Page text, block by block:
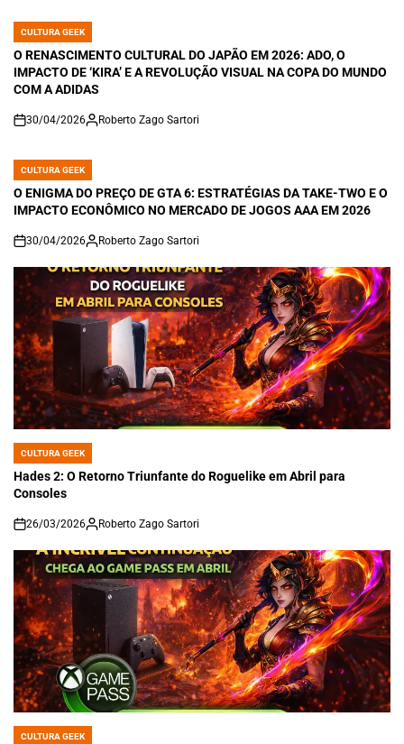
POSTED
IN
CULTURA GEEK
O RENASCIMENTO CULTURAL DO JAPÃO EM 2026: ADO, O
IMPACTO DE ‘KIRA’ E A REVOLUÇÃO VISUAL NA COPA DO MUNDO
COM A ADIDAS
on
30/04/2026 Roberto Zago Sartori
POSTED
IN
CULTURA GEEK
O ENIGMA DO PREÇO DE GTA 6: ESTRATÉGIAS DA TAKE-TWO E O
IMPACTO ECONÔMICO NO MERCADO DE JOGOS AAA EM 2026
on
30/04/2026 Roberto Zago Sartori
POSTED
IN
CULTURA GEEK
Hades 2: O Retorno Triunfante do Roguelike em Abril para
Consoles
on
26/03/2026 Roberto Zago Sartori
POSTED
CULTURA GEEK